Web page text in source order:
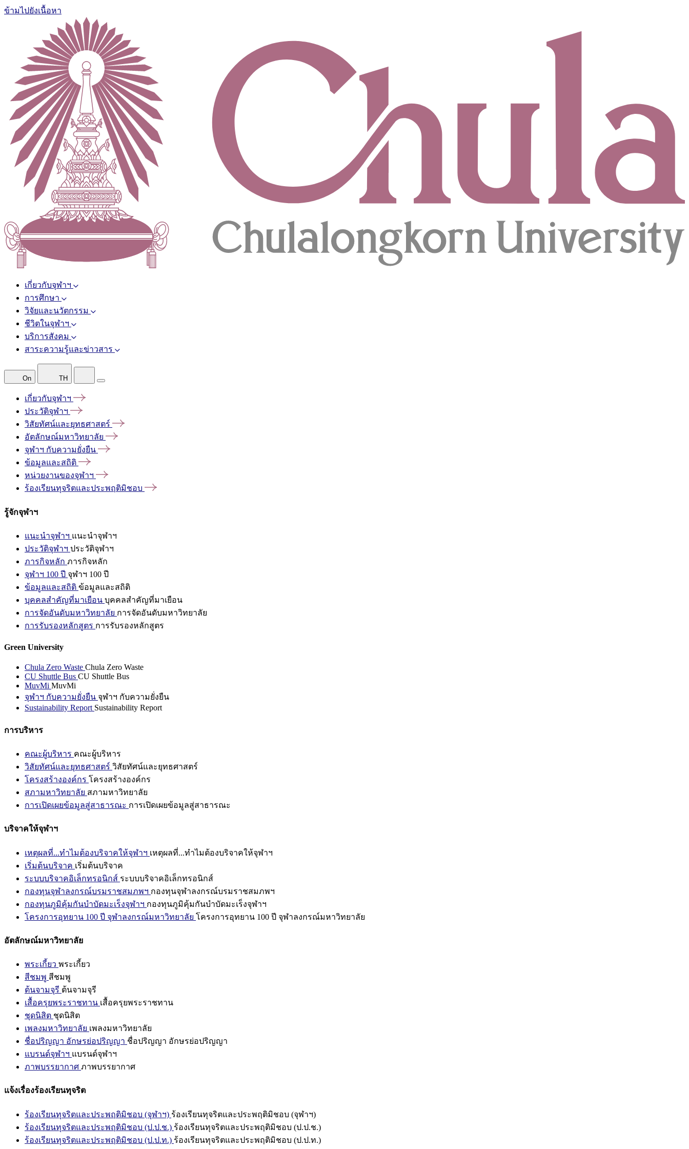
ข้ามไปยังเนื้อหา
เกี่ยวกับจุฬาฯ
การศึกษา
วิจัยและนวัตกรรม
ชีวิตในจุฬาฯ
บริการสังคม
สาระความรู้และข่าวสาร
On TH
เกี่ยวกับจุฬาฯ
ประวัติจุฬาฯ
วิสัยทัศน์และยุทธศาสตร์
อัตลักษณ์มหาวิทยาลัย
จุฬาฯ กับความยั่งยืน
ข้อมูลและสถิติ
หน่วยงานของจุฬาฯ
ร้องเรียนทุจริตและประพฤติมิชอบ
รู้จักจุฬาฯ
แนะนำจุฬาฯ แนะนำจุฬาฯ
ประวัติจุฬาฯ ประวัติจุฬาฯ
ภารกิจหลัก ภารกิจหลัก
จุฬาฯ 100 ปี จุฬาฯ 100 ปี
ข้อมูลและสถิติ ข้อมูลและสถิติ
บุคคลสำคัญที่มาเยือน บุคคลสำคัญที่มาเยือน
การจัดอันดับมหาวิทยาลัย การจัดอันดับมหาวิทยาลัย
การรับรองหลักสูตร การรับรองหลักสูตร
Green University
Chula Zero Waste Chula Zero Waste
CU Shuttle Bus CU Shuttle Bus
MuvMi MuvMi
จุฬาฯ กับความยั่งยืน จุฬาฯ กับความยั่งยืน
Sustainability Report Sustainability Report
การบริหาร
คณะผู้บริหาร คณะผู้บริหาร
วิสัยทัศน์และยุทธศาสตร์ วิสัยทัศน์และยุทธศาสตร์
โครงสร้างองค์กร โครงสร้างองค์กร
สภามหาวิทยาลัย สภามหาวิทยาลัย
การเปิดเผยข้อมูลสู่สาธารณะ การเปิดเผยข้อมูลสู่สาธารณะ
บริจาคให้จุฬาฯ
เหตุผลที่...ทำไมต้องบริจาคให้จุฬาฯ เหตุผลที่...ทำไมต้องบริจาคให้จุฬาฯ
เริ่มต้นบริจาค เริ่มต้นบริจาค
ระบบบริจาคอิเล็กทรอนิกส์ ระบบบริจาคอิเล็กทรอนิกส์
กองทุนจุฬาลงกรณ์บรมราชสมภพฯ กองทุนจุฬาลงกรณ์บรมราชสมภพฯ
กองทุนภูมิคุ้มกันบำบัดมะเร็งจุฬาฯ กองทุนภูมิคุ้มกันบำบัดมะเร็งจุฬาฯ
โครงการอุทยาน 100 ปี จุฬาลงกรณ์มหาวิทยาลัย โครงการอุทยาน 100 ปี จุฬาลงกรณ์มหาวิทยาลัย
อัตลักษณ์มหาวิทยาลัย
พระเกี้ยว พระเกี้ยว
สีชมพู สีชมพู
ต้นจามจุรี ต้นจามจุรี
เสื้อครุยพระราชทาน เสื้อครุยพระราชทาน
ชุดนิสิต ชุดนิสิต
เพลงมหาวิทยาลัย เพลงมหาวิทยาลัย
ชื่อปริญญา อักษรย่อปริญญา ชื่อปริญญา อักษรย่อปริญญา
แบรนด์จุฬาฯ แบรนด์จุฬาฯ
ภาพบรรยากาศ ภาพบรรยากาศ
แจ้งเรื่องร้องเรียนทุจริต
ร้องเรียนทุจริตและประพฤติมิชอบ (จุฬาฯ) ร้องเรียนทุจริตและประพฤติมิชอบ (จุฬาฯ)
ร้องเรียนทุจริตและประพฤติมิชอบ (ป.ป.ช.) ร้องเรียนทุจริตและประพฤติมิชอบ (ป.ป.ช.)
ร้องเรียนทุจริตและประพฤติมิชอบ (ป.ป.ท.) ร้องเรียนทุจริตและประพฤติมิชอบ (ป.ป.ท.)